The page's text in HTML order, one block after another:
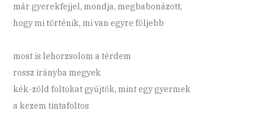
már gyerekfejjel, mondja, megbabonázott,
hogy mi történik, mi van egyre följebb
most is lehorzsolom a térdem
rossz irányba megyek
kék-zöld foltokat gyűjtök, mint egy gyermek
a kezem tintafoltos